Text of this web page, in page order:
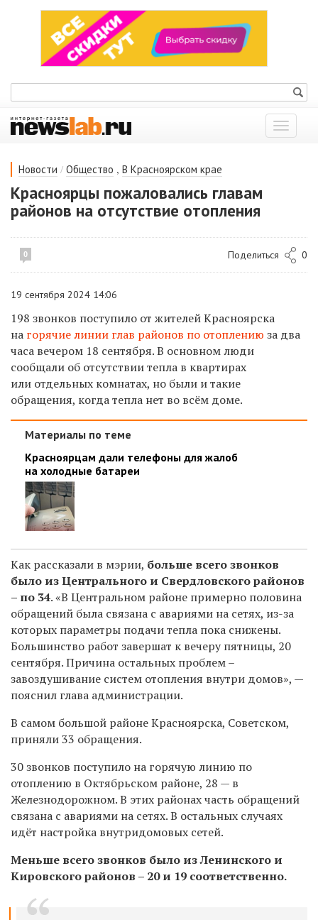
Показать
меню
Новости / Общество , В Красноярском крае
Красноярцы пожаловались главам
районов на отсутствие отопления
0 Поделиться 0
19 сентября 2024 14:06
198 звонков поступило от жителей Красноярска
на горячие линии глав районов по отоплению за два
часа вечером 18 сентября. В основном люди
сообщали об отсутствии тепла в квартирах
или отдельных комнатах, но были и такие
обращения, когда тепла нет во всём доме.
Материалы по теме
Красноярцам дали телефоны для жалоб
на холодные батареи
Как рассказали в мэрии, больше всего звонков
было из Центрального и Свердловского районов
– по 34. «В Центральном районе примерно половина
обращений была связана с авариями на сетях, из-за
которых параметры подачи тепла пока снижены.
Большинство работ завершат к вечеру пятницы, 20
сентября. Причина остальных проблем –
завоздушивание систем отопления внутри домов», —
пояснил глава администрации.
В самом большой районе Красноярска, Советском,
приняли 33 обращения.
30 звонков поступило на горячую линию по
отоплению в Октябрьском районе, 28 — в
Железнодорожном. В этих районах часть обращений
связана с авариями на сетях. В остальных случаях
идёт настройка внутридомовых сетей.
Меньше всего звонков было из Ленинского и
Кировского районов – 20 и 19 соответственно.